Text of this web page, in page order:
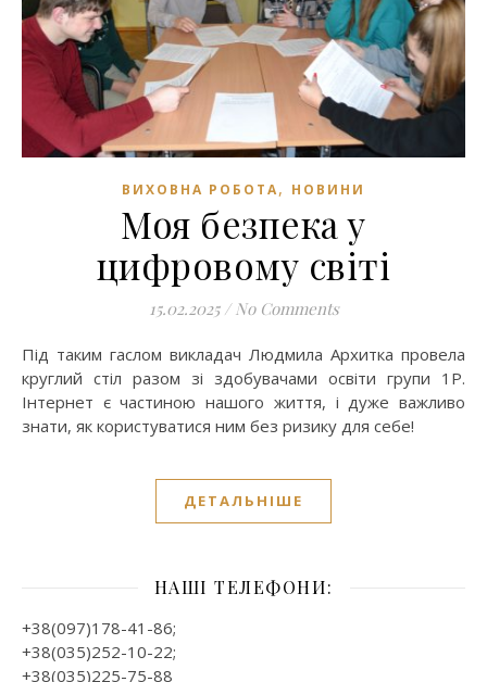
ВИХОВНА РОБОТА, НОВИНИ
Моя безпека у
цифровому світі
15.02.2025 / No Comments
Під таким гаслом викладач Людмила Архитка провела
круглий стіл разом зі здобувачами освіти групи 1Р.
Інтернет є частиною нашого життя, і дуже важливо
знати, як користуватися ним без ризику для себе!
ДЕТАЛЬНІШЕ
НАШІ ТЕЛЕФОНИ:
+38(097)178-41-86;
+38(035)252-10-22;
+38(035)225-75-88